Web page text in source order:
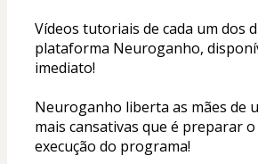
Vídeos tutoriais de cada um dos
plataforma Neuroganho,
imediato!
Neuroganho liberta as mães de
mais cansativas que é preparar
execução do programa!